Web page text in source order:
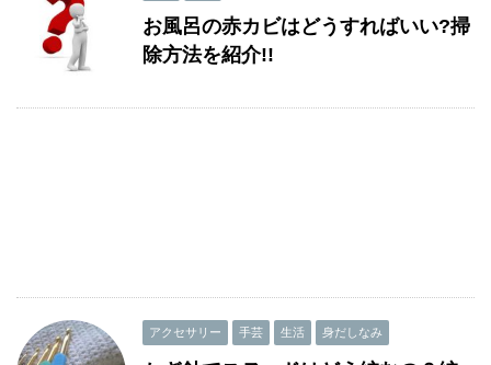
お風呂の赤カビはどうすればいい?掃
除方法を紹介!!
アクセサリー 手芸 生活 身だしなみ